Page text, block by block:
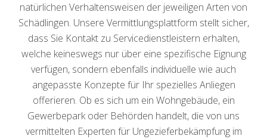
natürlichen Verhaltensweisen der jeweiligen Arten von
Schädlingen. Unsere Vermittlungsplattform stellt sicher,
dass Sie Kontakt zu Servicedienstleistern erhalten,
welche keineswegs nur über eine spezifische Eignung
verfügen, sondern ebenfalls individuelle wie auch
angepasste Konzepte für Ihr spezielles Anliegen
offerieren. Ob es sich um ein Wohngebäude, ein
Gewerbepark oder Behörden handelt, die von uns
vermittelten Experten für Ungezieferbekämpfung im